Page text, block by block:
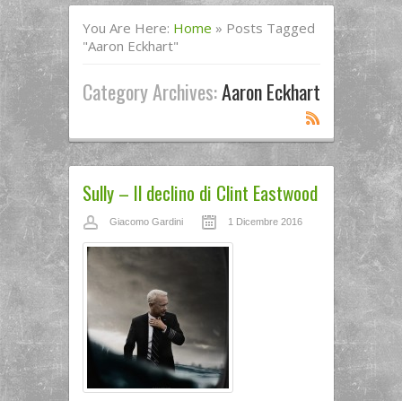
You Are Here: Home » Posts Tagged
"Aaron Eckhart"
Category Archives:Aaron Eckhart
Sully – Il declino di Clint Eastwood
Giacomo Gardini 1 Dicembre 2016